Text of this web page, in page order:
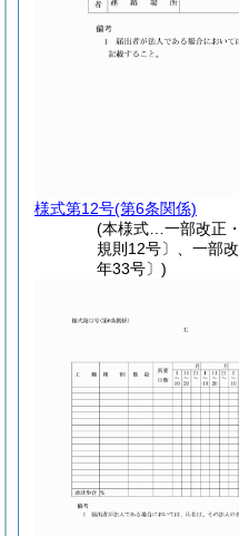
様式第12号(第6条関係)
(本様式…一部改正
規則12号〕、一部
年33号〕)